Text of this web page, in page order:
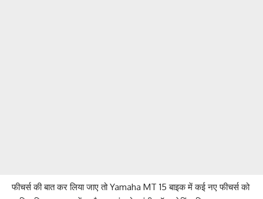
फीचर्स की बात कर लिया जाए तो Yamaha MT 15 बाइक में कई नए फीचर्स को